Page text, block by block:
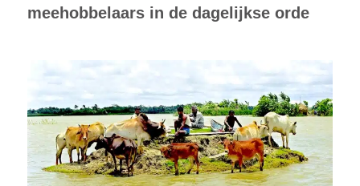
meehobbelaars in de dagelijkse orde